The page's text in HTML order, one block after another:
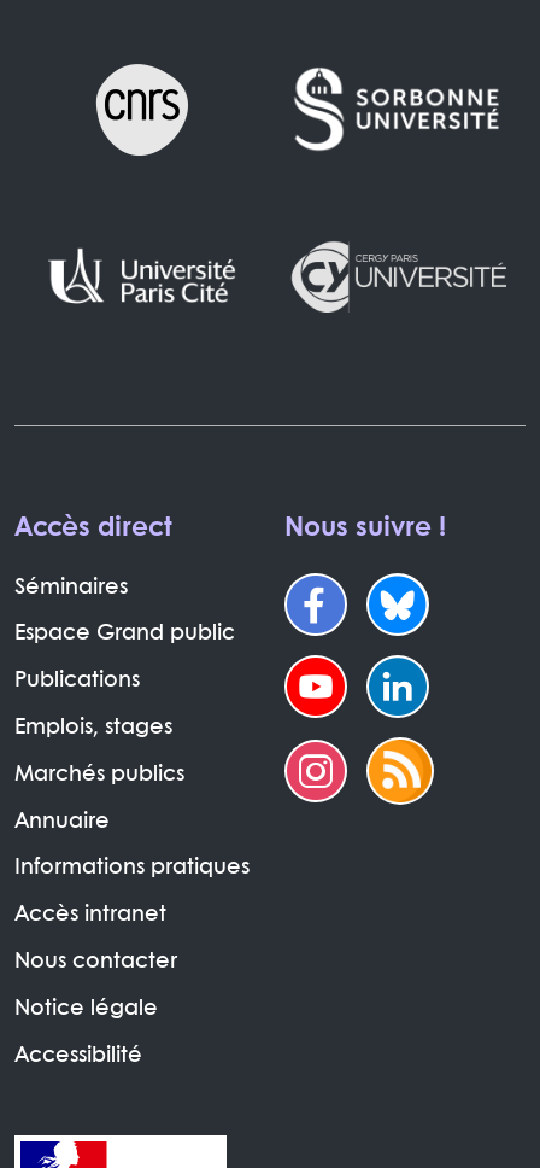
Accès direct
Séminaires
Espace Grand public
Publications
Emplois, stages
Marchés publics
Annuaire
Informations pratiques
Accès intranet
Nous contacter
Notice légale
Accessibilité
Nous suivre !